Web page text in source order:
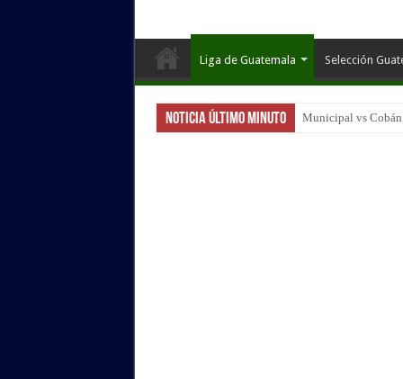
Liga de Guatemala Selección
Noticia Último Minuto San Pedro vs